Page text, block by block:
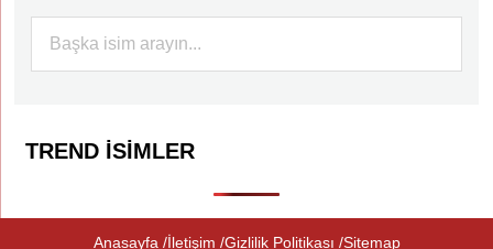
TREND İSIMLER
Anasayfa İletişim Gizlilik Politikası Sitemap